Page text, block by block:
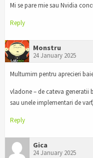
Mi se pare mie sau Nvidia
Reply
Monstru
24 January 2025
Multumim pentru aprecieri
vladone – de cateva generatii
sau unele implementari de
Reply
Gica
24 January 2025